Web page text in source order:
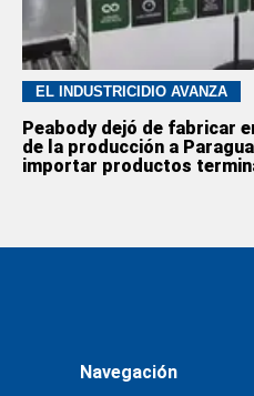
EL INDUSTRICIDIO AVANZA
Peabody dejó de fabricar
de la producción a
importar productos
Navegación